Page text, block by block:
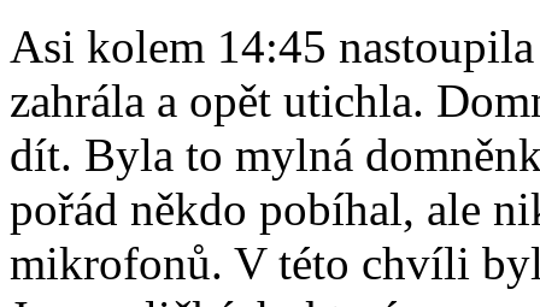
Asi kolem 14:45
zahrála a opět utichla.
dít. Byla to mylná
pořád někdo pobíhal, ale
mikrofonů. V této chvíli